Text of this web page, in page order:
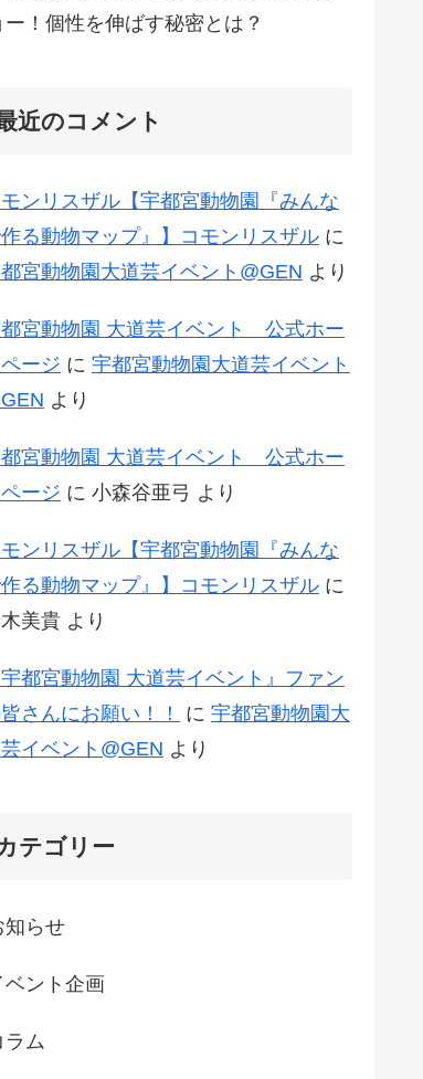
ー！個性を伸ばす秘密とは？
近のコメント
ンリスザル【宇都宮動物園『みんな
る動物マップ』】コモンリスザル に
宮動物園大道芸イベント@GEN より
宮動物園 大道芸イベント 公式ホー
ージ に 宇都宮動物園大道芸イベント
より
宮動物園 大道芸イベント 公式ホー
ージ に 小森谷亜弓 より
ンリスザル【宇都宮動物園『みんな
る動物マップ』】コモンリスザル に
美貴 より
宇都宮動物園 大道芸イベント』ファン
さんにお願い！！
に 宇都宮動物園大
イベント@GEN より
テゴリー
知らせ
ベント企画
ラム